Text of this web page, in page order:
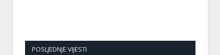
POSLJEDNJE VIJESTI